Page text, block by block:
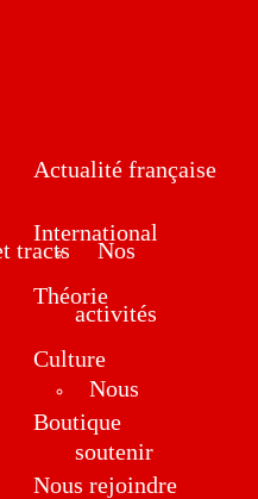
tracts Nos
activités
Nous
soutenir
Actualité française
International
Théorie
Culture
Boutique
Nous rejoindre